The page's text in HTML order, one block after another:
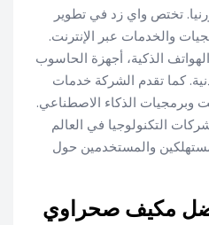
تختص واي زد في تطوير
والخدمات عبر الإنترنت.
الذكية، أجهزة الحاسوب
كما تقدم الشركة خدمات
وبرمجيات الذكاء الاصطناعي.
التكنولوجيا في العالم
والمستخدمين حول
مكيف صحراوي